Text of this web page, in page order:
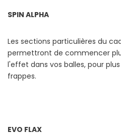
SPIN ALPHA
Les sections particulières du
permettront de commencer
l'effet dans vos balles, pour
frappes.
EVO FLAX